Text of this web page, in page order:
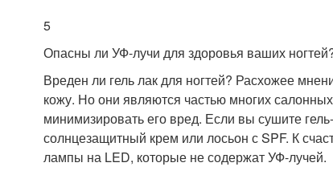
5
Опасны ли УФ-лучи для здоровья ваших
Вреден ли гель лак для ногтей? Расхожее
кожу. Но они являются частью многих
минимизировать его вред. Если вы сушите
солнцезащитный крем или лосьон с SPF. К
лампы на LED, которые не содержат УФ-лучей.